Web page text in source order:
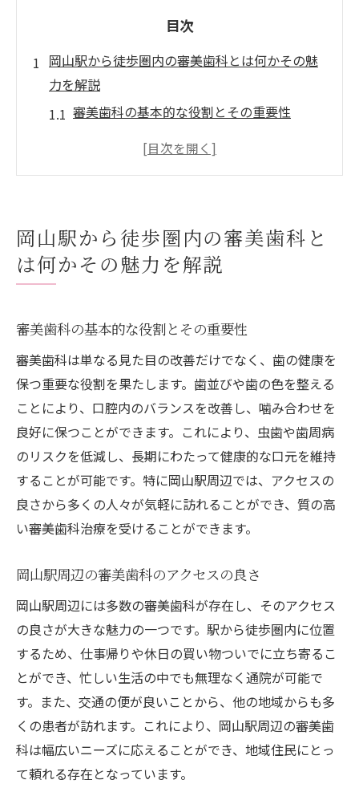
目次
岡山駅から徒歩圏内の審美歯科とは何かその魅
力を解説
審美歯科の基本的な役割とその重要性
岡山駅周辺の審美歯科のアクセスの良さ
最先端技術を活用した審美歯科の魅力
審美歯科で美しい笑顔を手に入れるためのステ
初回カウンセリングでの具体的なヒアリン
グ
診断と治療計画の立案
治療開始から完了までの流れ
メンテナンスの重要性とその方法
治療後のサポートとフォローアップ
長期的な美しさを維持するためのアドバイ
ス
岡山駅周辺でおすすめの審美歯科で受けられる
セラミック治療のメリット
歯列矯正で叶える理想の歯並び
インプラントによる機能回復と審美性
最新のレーザー技術を用いた施術
患者様の声から見るおすすめ施術
アクセス抜群！岡山駅近くの審美歯科で健康的
な口元を実現
岡山駅から徒歩圏内の審美歯科と
は何かその魅力を解説
審美歯科の基本的な役割とその重要性
審美歯科は単なる見た目の改善だけでなく、歯の健康を
保つ重要な役割を果たします。歯並びや歯の色を整える
ことにより、口腔内のバランスを改善し、噛み合わせを
良好に保つことができます。これにより、虫歯や歯周病
のリスクを低減し、長期にわたって健康的な口元を維持
することが可能です。特に岡山駅周辺では、アクセスの
良さから多くの人々が気軽に訪れることができ、質の高
い審美歯科治療を受けることができます。
岡山駅周辺の審美歯科のアクセスの良さ
岡山駅周辺には多数の審美歯科が存在し、そのアクセス
の良さが大きな魅力の一つです。駅から徒歩圏内に位置
するため、仕事帰りや休日の買い物ついでに立ち寄るこ
とができ、忙しい生活の中でも無理なく通院が可能で
す。また、交通の便が良いことから、他の地域からも多
くの患者が訪れます。これにより、岡山駅周辺の審美歯
科は幅広いニーズに応えることができ、地域住民にとっ
て頼れる存在となっています。